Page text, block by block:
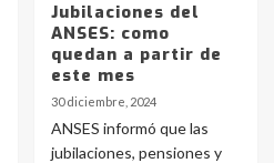
Jubilaciones del
ANSES: como
quedan a partir de
este mes
30 diciembre, 2024
ANSES informó que las
jubilaciones, pensiones y